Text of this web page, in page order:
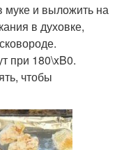
муке и выложить на
в духовке,
при 180\xB0.
чтобы